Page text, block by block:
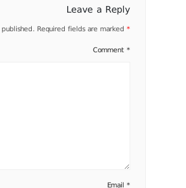
Leave a Reply
Required fields are marked *
Comment *
Email *